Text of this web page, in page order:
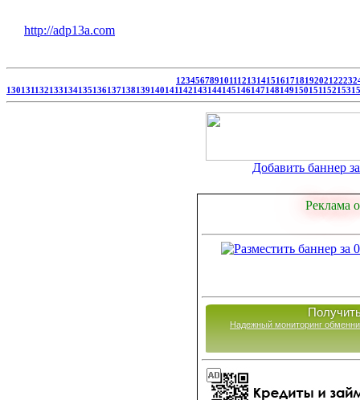
http://adp13a.com
1234567891011121314151617181920212223
130131132133134135136137138139140141142143144145146147148149150151152153
Добавить баннер
Реклама
Надежный мониторинг